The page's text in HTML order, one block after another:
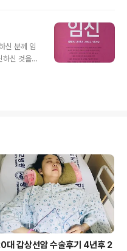
증 등 출산
없기 때문
원에서는
체조나 체
신 분께 임
하신 것을
처음 접해
알려드리
그스름한
물의 모습을
4주 만에
등 인체의
대 갑상선암 수술후기 4년후 2